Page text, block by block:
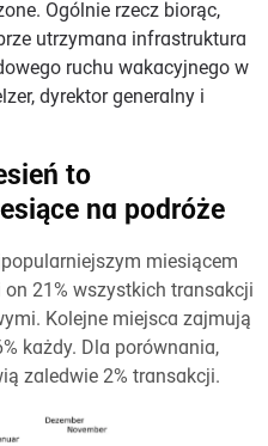
Ogólnie rzecz biorąc,
utrzymana infrastruktura
ruchu wakacyjnego w
dyrektor generalny i
to
na podróże
miesiącem
21% wszystkich transakcji
Kolejne miejsca zajmują
każdy. Dla porównania,
zaledwie 2% transakcji.